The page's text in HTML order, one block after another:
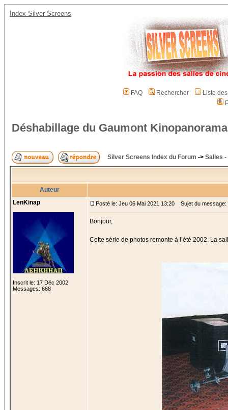
Index Silver Screens
FAQ Rechercher
Liste
Déshabillage du Gaumont Kinopanorama
Silver Screens Index du Forum -> Salles
Auteur
LenKinap
Inscrit le: 17 Déc 2002
Messages: 668
Posté le: Jeu 06 Mai 2021 13:20 Sujet du message:
Bonjour,
Cette série de photos remonte à l’été 2002. La